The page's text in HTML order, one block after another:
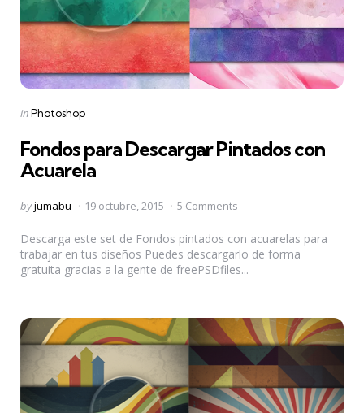
Categories
Posted
inPhotoshop
Fondos para Descargar Pintados con
Acuarela
Posted
byjumabu 19 octubre, 2015 5 Comments
Descarga este set de Fondos pintados con acuarelas para
trabajar en tus diseños Puedes descargarlo de forma
gratuita gracias a la gente de freePSDfiles...